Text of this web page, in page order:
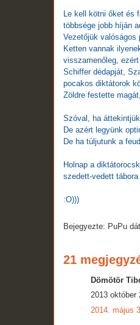
Le kell kötni őket és
többsége jobb híján
Vezetőjük valóságos
Ketten vannak
visszamenőleg,
Schiffer dédapját,
pocakos diktátorok
Zöldre festette
Szóval, ha
De azért legyünk
De ha túljutunk a
Holnap a
szedett-vedett
:O)))
Bejegyezte: PuPu
21
Dömötör
2013 október
2014. május